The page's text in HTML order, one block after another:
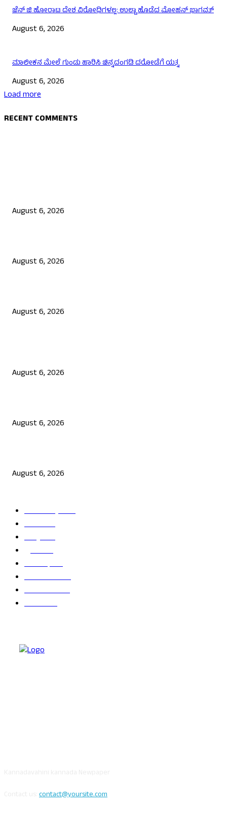
ಜೆನ್ ಜಿ ಹೋರಾಟ ದೇಶ ವಿರೋಧಿಗಳಲ್ಲ: ಉಲ್ಟಾ ಹೊಡೆದ ಮೋಹನ್ ಭಾಗವತ್
August 6, 2026
ಮಾಲೀಕನ ಮೇಲೆ ಗುಂಡು ಹಾರಿಸಿ ಚಿನ್ನದಂಗಡಿ ದರೋಡೆಗೆ ಯತ್ನ
August 6, 2026
Load more
RECENT COMMENTS
August 6, 2026
August 6, 2026
August 6, 2026
August 6, 2026
August 6, 2026
August 6, 2026
ತಾಜಾ ಸುದ್ದಿ 2865
ದೇಶ2245
ರಾಜ್ಯ 2216
ಕ್ರೀಡೆ1138
ಅಪರಾಧ791
ರಾಜಕೀಯ686
ಬೆಂಗಳೂರು681
ವಿದೇಶ625
contact@yoursite.com